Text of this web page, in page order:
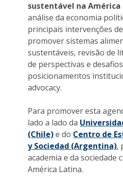
sustentável na América
análise da economia
principais intervenções
promover sistemas
sustentáveis, revisão de
de perspectivas e
posicionamentos
advocacy.
Para promover esta
lado a lado da
(Chile)e do Centro de
y Sociedad (Argentina),
academia e da sociedade
América Latina.